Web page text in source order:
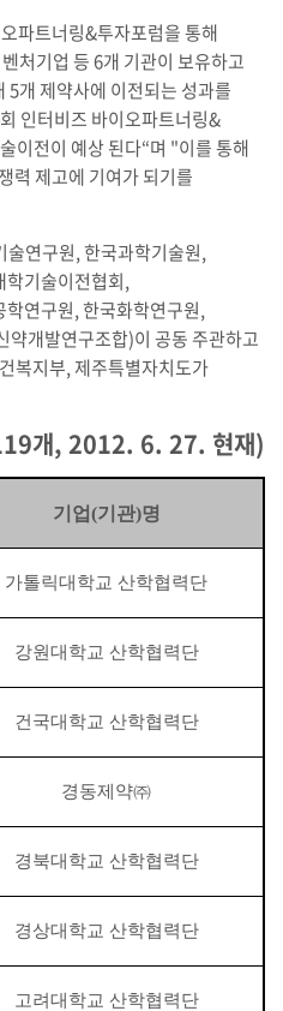
파트너링&투자포럼을 통해
처기업 등 6개 기관이 보유하고
5개 제약사에 이전되는 성과를
인터비즈 바이오파트너링&
이전이 예상 된다“며 "이를 통해
력 제고에 기여가 되기를
연구원, 한국과학기술원,
기술이전협회,
연구원, 한국화학연구원,
약개발연구조합)이 공동 주관하고
복지부, 제주특별자치도가
개, 2012. 6. 27. 현재)
기업(기관)명
가톨릭대학교 산학협력단
강원대학교 산학협력단
건국대학교 산학협력단
경동제약㈜
경북대학교 산학협력단
경상대학교 산학협력단
고려대학교 산학협력단